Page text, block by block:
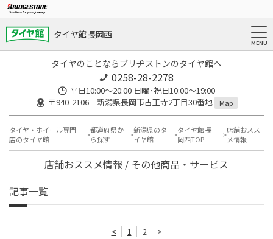
タイヤ館 長岡西
タイヤのことならブリヂストンのタイヤ館へ
0258-28-2278
平日10:00～20:00 日曜･祝日10:00～19:00
〒940-2106 新潟県長岡市古正寺2丁目30番地
Map
タイヤ・ホイール専門
店のタイヤ館
都道府県か
ら探す
新潟県のタ
イヤ館
タイヤ館 長
岡西TOP
店舗おスス
メ情報
店舗おススメ情報 / その他商品・サービス
記事一覧
< 1 2 >